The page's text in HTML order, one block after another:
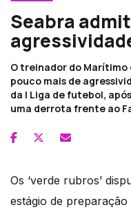
Seabra
O treinador do Marítimo
pouco mais de
da I Liga de futebol,
uma derrota frente ao
Os ‘verde rubros’
estágio de